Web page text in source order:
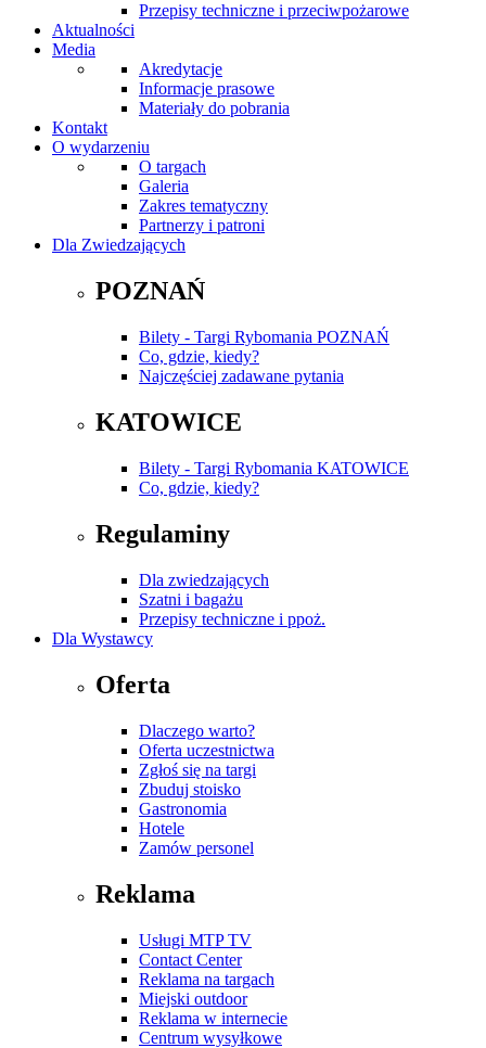
Przepisy techniczne i przeciwpożarowe
Aktualności
Media
Akredytacje
Informacje prasowe
Materiały do pobrania
Kontakt
O wydarzeniu
O targach
Galeria
Zakres tematyczny
Partnerzy i patroni
Dla Zwiedzających
POZNAŃ
Bilety - Targi Rybomania POZNAŃ
Co, gdzie, kiedy?
Najczęściej zadawane pytania
KATOWICE
Bilety - Targi Rybomania KATOWICE
Co, gdzie, kiedy?
Regulaminy
Dla zwiedzających
Szatni i bagażu
Przepisy techniczne i ppoż.
Dla Wystawcy
Oferta
Dlaczego warto?
Oferta uczestnictwa
Zgłoś się na targi
Zbuduj stoisko
Gastronomia
Hotele
Zamów personel
Reklama
Usługi MTP TV
Contact Center
Reklama na targach
Miejski outdoor
Reklama w internecie
Centrum wysyłkowe